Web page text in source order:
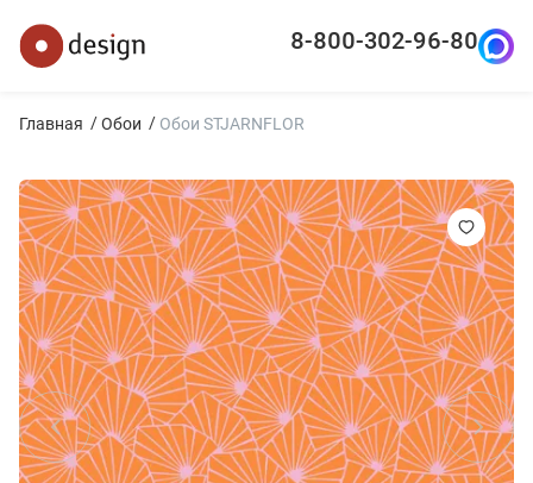
8-800-302-96-80
Главная Обои Обои STJARNFLOR